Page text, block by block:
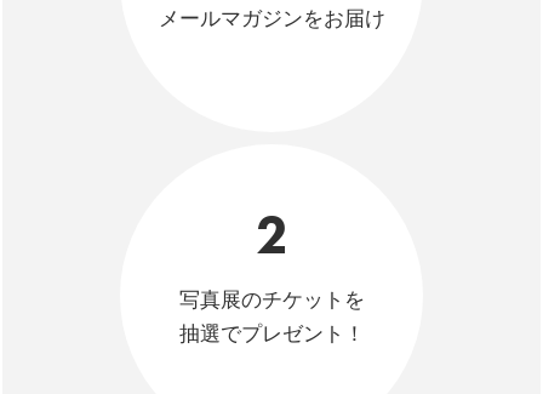
メールマガジンをお届け
2
写真展のチケットを
抽選でプレゼント！